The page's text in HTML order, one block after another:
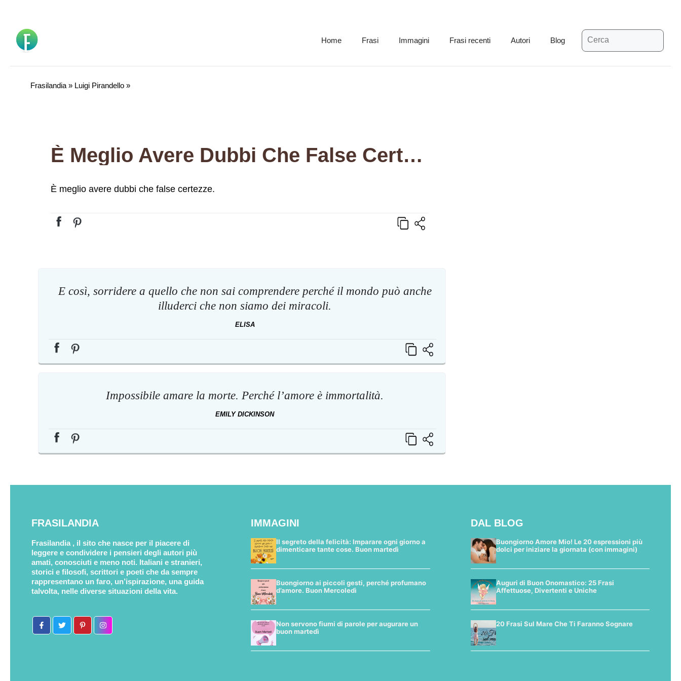
contenuto
Home Frasi Immagini Frasi recenti Autori Blog
Ricerca
per:
Frasilandia » Luigi Pirandello »
È Meglio Avere Dubbi Che False Certezze.
È meglio avere dubbi che false certezze.
E così, sorridere a quello che non sai comprendere perché il mondo può anche
illuderci che non siamo dei miracoli.
ELISA
Impossibile amare la morte. Perché l’amore è immortalità.
EMILY DICKINSON
FRASILANDIA
Frasilandia , il sito che nasce per il piacere di
leggere e condividere i pensieri degli autori più
amati, conosciuti e meno noti. Italiani e stranieri,
storici e filosofi, scrittori e poeti che da sempre
rappresentano un faro, un’ispirazione, una guida
talvolta, nelle diverse situazioni della vita.
IMMAGINI
Il segreto della felicità: Imparare ogni giorno a
dimenticare tante cose. Buon martedì
Buongiorno ai piccoli gesti, perché profumano
d’amore. Buon Mercoledì
Non servono fiumi di parole per augurare un
buon martedì
DAL BLOG
Buongiorno Amore Mio! Le 20 espressioni più
dolci per iniziare la giornata (con immagini)
Auguri di Buon Onomastico: 25 Frasi
Affettuose, Divertenti e Uniche
20 Frasi Sul Mare Che Ti Faranno Sognare